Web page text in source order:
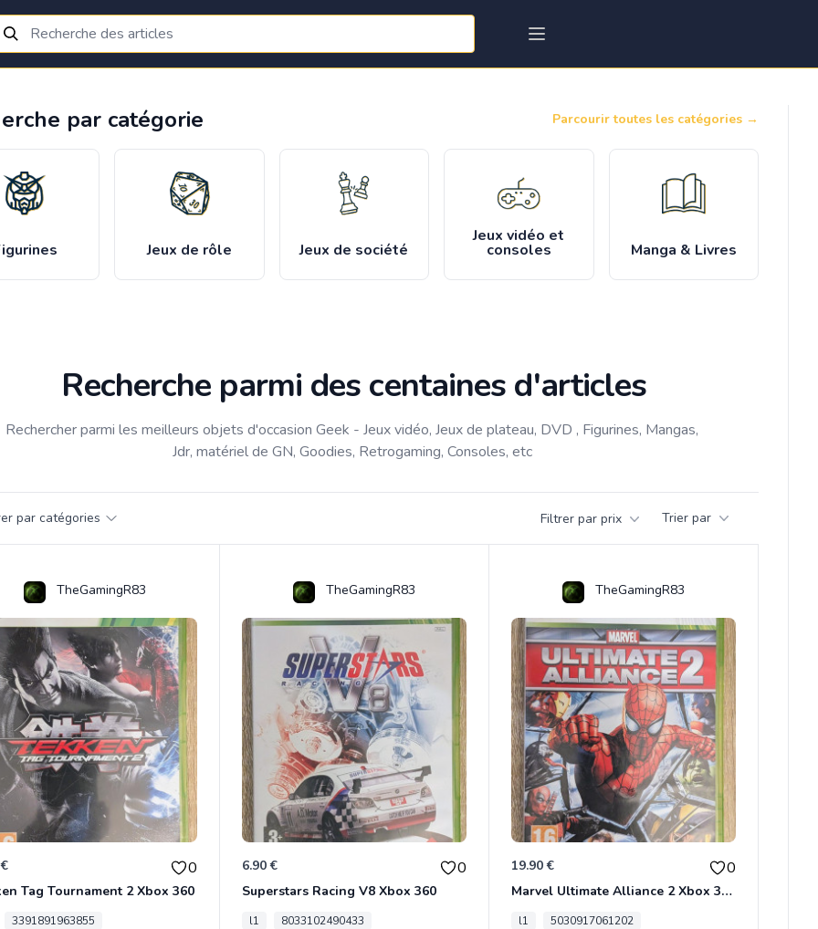
par catégorie Parcourir toutes les catégories →
Jeux de rôle Jeux de société
Jeux vidéo et
consoles Manga & Livres
Recherche parmi des centaines d'articles
Rechercher parmi les meilleurs objets d'occasion Geek - Jeux vidéo, Jeux de plateau, DVD , Figurines, Mangas,
Jdr, matériel de GN, Goodies, Retrogaming, Consoles, etc
par catégories Filtrer par prix Trier par
TheGamingR83
0
Tag Tournament 2 Xbox 360
3391891963855
TheGamingR83
6.90 € 0
Superstars Racing V8 Xbox 360
l1 8033102490433
TheGamingR83
19.90 € 0
Marvel Ultimate Alliance 2 Xbox 360
l1 5030917061202